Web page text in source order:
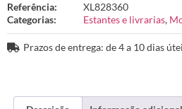
Referência:
XL828360
Categorias:
Estantes e livrarias,
Prazos de entrega: de 4 a 10 dias